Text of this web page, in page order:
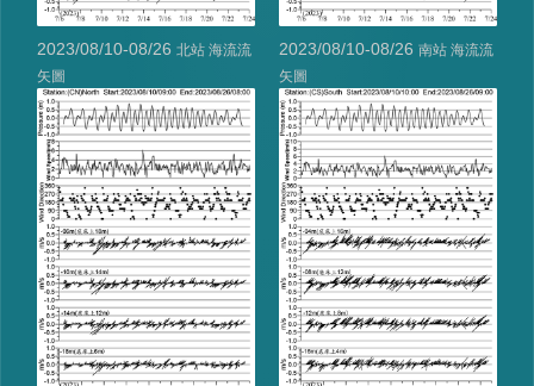
2023/08/10-08/26 北站 海流流
矢圖
2023/08/10-08/26 南站 海流流
矢圖